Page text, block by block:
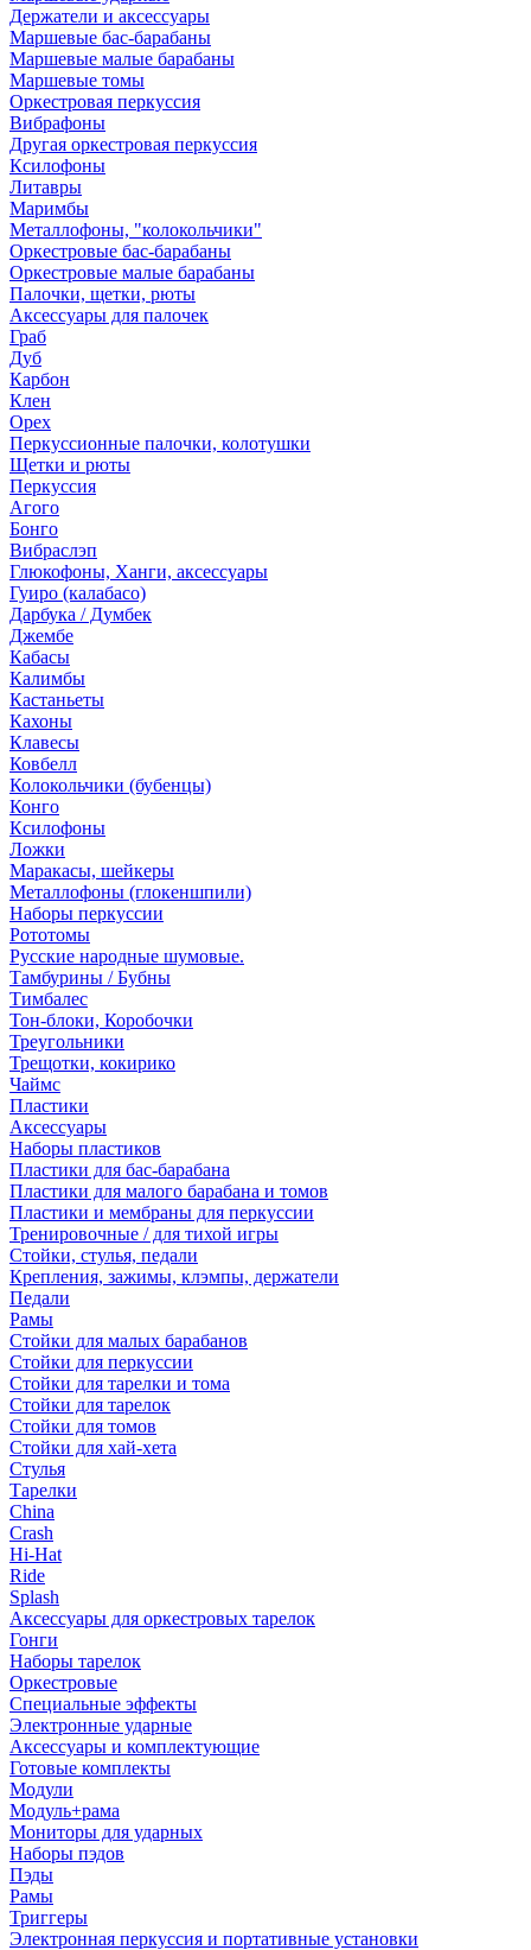
Держатели и аксессуары
Маршевые бас-барабаны
Маршевые малые барабаны
Маршевые томы
Оркестровая перкуссия
Вибрафоны
Другая оркестровая перкуссия
Ксилофоны
Литавры
Маримбы
Металлофоны, "колокольчики"
Оркестровые бас-барабаны
Оркестровые малые барабаны
Палочки, щетки, рюты
Аксессуары для палочек
Граб
Дуб
Карбон
Клен
Орех
Перкуссионные палочки, колотушки
Щетки и рюты
Перкуссия
Агого
Бонго
Вибраслэп
Глюкофоны, Ханги, аксессуары
Гуиро (калабасо)
Дарбука / Думбек
Джембе
Кабасы
Калимбы
Кастаньеты
Кахоны
Клавесы
Ковбелл
Колокольчики (бубенцы)
Конго
Ксилофоны
Ложки
Маракасы, шейкеры
Металлофоны (глокеншпили)
Наборы перкуссии
Рототомы
Русские народные шумовые.
Тамбурины / Бубны
Тимбалес
Тон-блоки, Коробочки
Треугольники
Трещотки, кокирико
Чаймс
Пластики
Аксессуары
Наборы пластиков
Пластики для бас-барабана
Пластики для малого барабана и томов
Пластики и мембраны для перкуссии
Тренировочные / для тихой игры
Стойки, стулья, педали
Крепления, зажимы, клэмпы, держатели
Педали
Рамы
Стойки для малых барабанов
Стойки для перкуссии
Стойки для тарелки и тома
Стойки для тарелок
Стойки для томов
Стойки для хай-хета
Стулья
Тарелки
China
Crash
Hi-Hat
Ride
Splash
Аксессуары для оркестровых тарелок
Гонги
Наборы тарелок
Оркестровые
Специальные эффекты
Электронные ударные
Аксессуары и комплектующие
Готовые комплекты
Модули
Модуль+рама
Мониторы для ударных
Наборы пэдов
Пэды
Рамы
Триггеры
Электронная перкуссия и портативные установки